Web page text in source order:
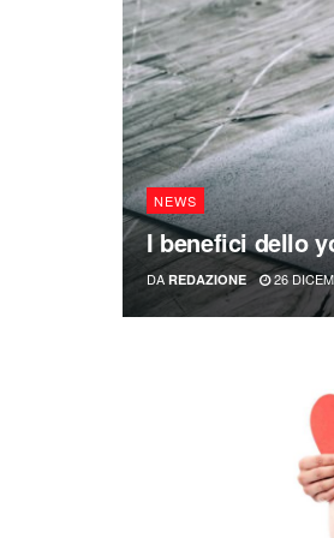
NEWS
I benefici dello
DA REDAZIONE 26